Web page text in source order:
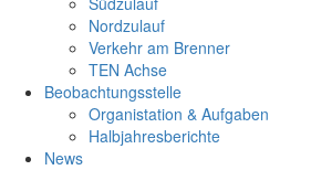
Nordzulauf
Verkehr am Brenner
TEN Achse
Beobachtungsstelle
Organistation & Aufgaben
Halbjahresberichte
News